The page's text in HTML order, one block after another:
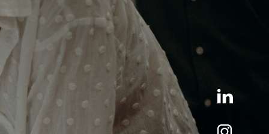
RSE
RSE
Les évènements RSE Occitanie
Qui sommes-nous ?
S'inscrire